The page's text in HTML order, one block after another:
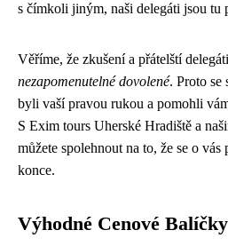
s čímkoli jiným, naši delegáti jsou tu
Věříme, že zkušení a přátelští
nezapomenutelné dovolené. Proto se
byli vaší pravou rukou a pomohli
S Exim tours Uherské Hradiště a
můžete spolehnout na to, že se o vás
konce.
Výhodné Cenové Balíčky